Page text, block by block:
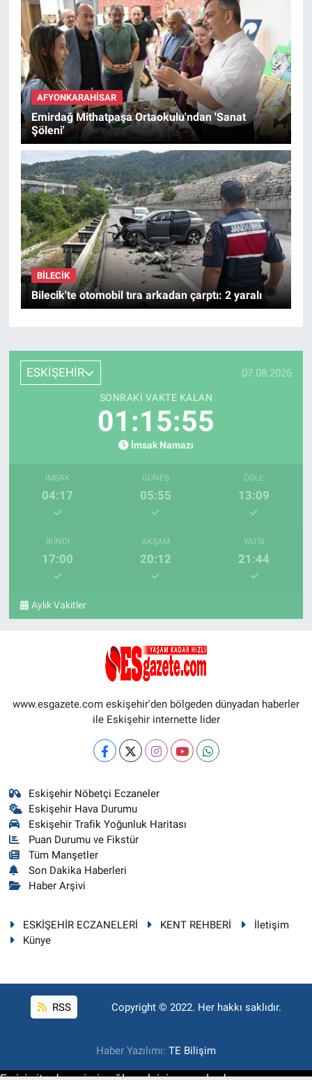
AFYONKARAHISAR
Emirdağ Mithatpaşa Ortaokulu'ndan 'Sanat
Şöleni'
BILECIK
Bilecik'te otomobil tıra arkadan çarptı: 2 yaralı
ESKİŞEHİR 07.08.2026
SONRAKI VAKTE KALAN
01:15:53
İmsak Namazı
İMSAK
04:17
GÜNEŞ
05:55
ÖĞLE
13:09
İKINDI
17:00
AKŞAM
20:12
YATSI
21:44
Aylık Vakitler
www.esgazete.com eskişehir'den bölgeden dünyadan haberler
ile Eskişehir internette lider
Eskişehir Nöbetçi Eczaneler
Eskişehir Hava Durumu
Eskişehir Trafik Yoğunluk Haritası
Puan Durumu ve Fikstür
Tüm Manşetler
Son Dakika Haberleri
Haber Arşivi
ESKİŞEHİR ECZANELERİ KENT REHBERİ
İletişim
Künye
RSS Copyright © 2022. Her hakkı saklıdır.
Haber Yazılımı: TE Bilişim